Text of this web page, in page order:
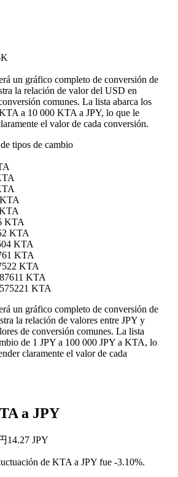
un gráfico completo de conversión de
la relación de valor del USD en
comunes. La lista abarca los
a 10 000 KTA a JPY, lo que le
el valor de cada conversión.
tipos de cambio
KTA
KTA
KTA
KTA
KTA
KTA
KTA
un gráfico completo de conversión de
la relación de valores entre JPY y
de conversión comunes. La lista
de 1 JPY a 100 000 JPY a KTA, lo
claramente el valor de cada
a JPY
14.27 JPY
de KTA a JPY fue -3.10%.